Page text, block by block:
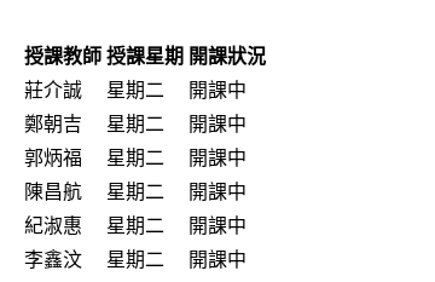
授課教師 授課星期 開課狀況
莊介誠 星期二
開課中
鄭朝吉 星期二
開課中
郭炳福 星期二
開課中
陳昌航 星期二
開課中
紀淑惠 星期二
開課中
李鑫汶 星期二
開課中